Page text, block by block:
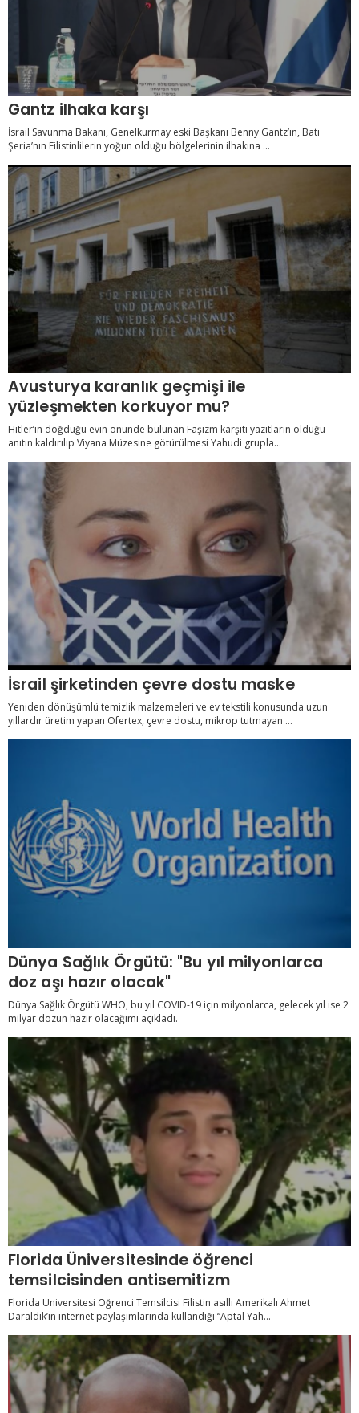
Gantz ilhaka karşı
İsrail Savunma Bakanı, Genelkurmay eski Başkanı Benny Gantz’ın, Batı
Şeria’nın Filistinlilerin yoğun olduğu bölgelerinin ilhakına ...
Avusturya karanlık geçmişi ile
yüzleşmekten korkuyor mu?
Hitler’in doğduğu evin önünde bulunan Faşizm karşıtı yazıtların olduğu
anıtın kaldırılıp Viyana Müzesine götürülmesi Yahudi grupla...
İsrail şirketinden çevre dostu maske
Yeniden dönüşümlü temizlik malzemeleri ve ev tekstili konusunda uzun
yıllardır üretim yapan Ofertex, çevre dostu, mikrop tutmayan ...
Dünya Sağlık Örgütü: "Bu yıl milyonlarca
doz aşı hazır olacak"
Dünya Sağlık Örgütü WHO, bu yıl COVID-19 için milyonlarca, gelecek yıl ise 2
milyar dozun hazır olacağımı açıkladı.
Florida Üniversitesinde öğrenci
temsilcisinden antisemitizm
Florida Üniversitesi Öğrenci Temsilcisi Filistin asıllı Amerikalı Ahmet
Daraldık’ın internet paylaşımlarında kullandığı “Aptal Yah...